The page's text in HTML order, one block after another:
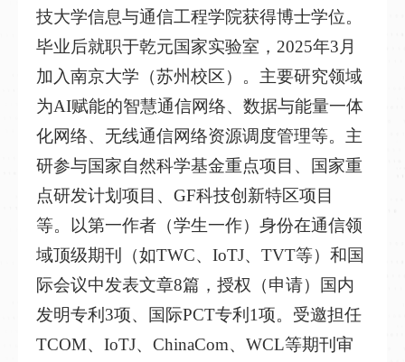
技大学信息与通信工程学院获得博士学位。
毕业后就职于乾元国家实验室，2025年3月
加入南京大学（苏州校区）。主要研究领域
为AI赋能的智慧通信网络、数据与能量一体
化网络、无线通信网络资源调度管理等。主
研参与国家自然科学基金重点项目、国家重
点研发计划项目、GF科技创新特区项目
等。以第一作者（学生一作）身份在通信领
域顶级期刊（如TWC、IoTJ、TVT等）和国
际会议中发表文章8篇，授权（申请）国内
发明专利3项、国际PCT专利1项。受邀担任
TCOM、IoTJ、ChinaCom、WCL等期刊审